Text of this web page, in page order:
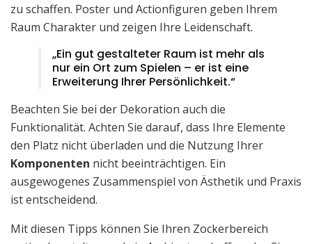
zu schaffen. Poster und Actionfiguren geben Ihrem
Raum Charakter und zeigen Ihre Leidenschaft.
„Ein gut gestalteter Raum ist mehr als
nur ein Ort zum Spielen – er ist eine
Erweiterung Ihrer Persönlichkeit.“
Beachten Sie bei der Dekoration auch die
Funktionalität. Achten Sie darauf, dass Ihre Elemente
den Platz nicht überladen und die Nutzung Ihrer
Komponenten nicht beeinträchtigen. Ein
ausgewogenes Zusammenspiel von Ästhetik und Praxis
ist entscheidend.
Mit diesen Tipps können Sie Ihren Zockerbereich